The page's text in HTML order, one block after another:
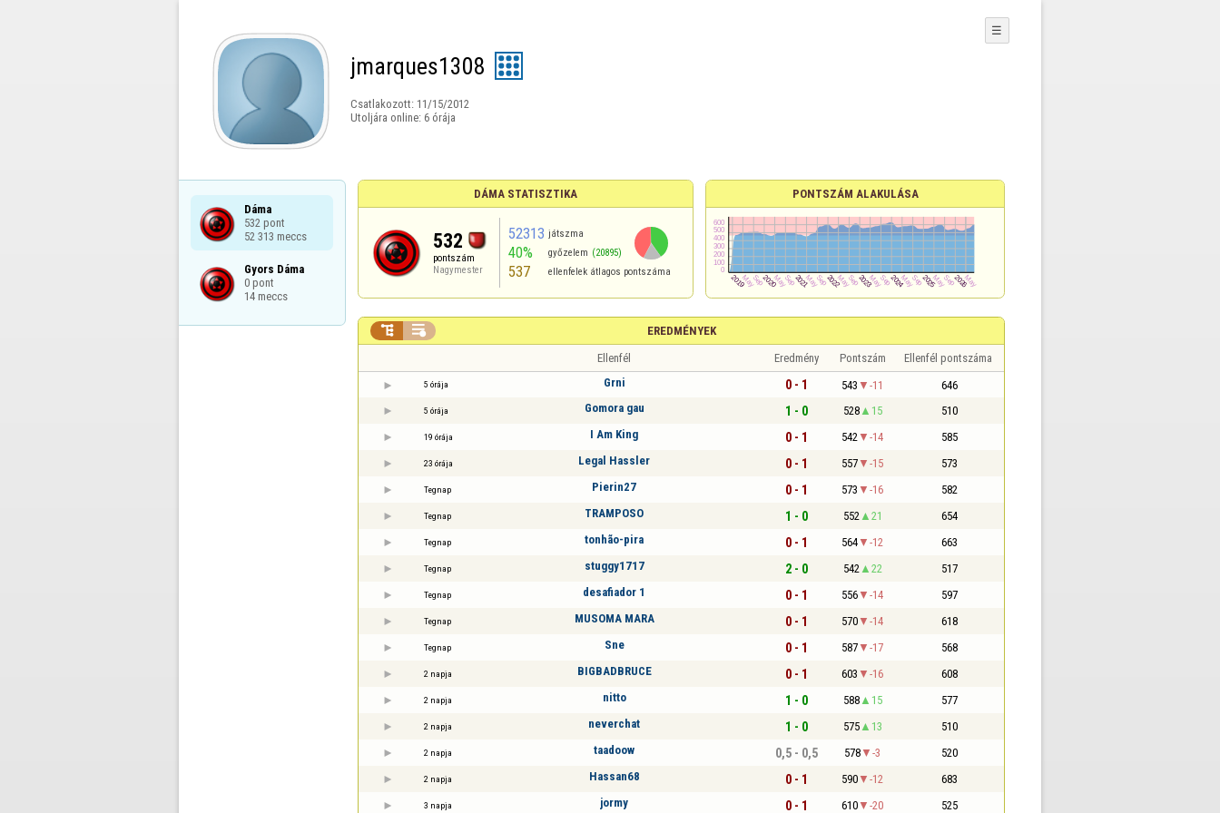
jmarques1308
Csatlakozott: 11/15/2012
Utoljára online: 6 órája
☰
Dáma
532 pont
52 313 meccs
Gyors Dáma
0 pont
14 meccs
DÁMA STATISZTIKA
532
pontszám
Nagymester
52313 játszma
40% győzelem (20895)
537 ellenfelek átlagos pontszáma
PONTSZÁM ALAKULÁSA
EREDMÉNYEK
 
Ellenfél Eredmény Pontszám Ellenfél pontszáma
5 órája Grni 0 - 1 543 -11 646
5 órája Gomora gau 1 - 0 528 15 510
19 órája I Am King 0 - 1 542 -14 585
23 órája Legal Hassler 0 - 1 557 -15 573
Tegnap Pierin27 0 - 1 573 -16 582
Tegnap TRAMPOSO 1 - 0 552 21 654
Tegnap tonhão-pira 0 - 1 564 -12 663
Tegnap stuggy1717 2 - 0 542 22 517
Tegnap desafiador 1 0 - 1 556 -14 597
Tegnap MUSOMA MARA 0 - 1 570 -14 618
Tegnap Sne 0 - 1 587 -17 568
2 napja BIGBADBRUCE 0 - 1 603 -16 608
2 napja nitto 1 - 0 588 15 577
2 napja neverchat 1 - 0 575 13 510
2 napja taadoow 0,5 - 0,5 578 -3 520
2 napja Hassan68 0 - 1 590 -12 683
3 napja jormy 0 - 1 610 -20 525